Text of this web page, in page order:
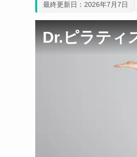
最終更新日：2026年7月7日
Dr.ピラティ